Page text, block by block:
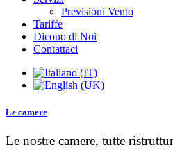
Previsioni Vento
Tariffe
Dicono di Noi
Contattaci
Le camere
Le nostre camere, tutte